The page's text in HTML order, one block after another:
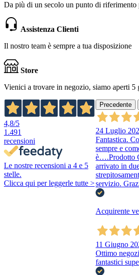
Da più di un secolo un punto di riferimento
Assistenza Clienti
Il nostro team è sempre a tua disposizione
Store
Vienici a trovare in negozio, siamo aperti 5
4,8/5
1.491
recensioni
Le nostre recensioni a 4 e 5
stelle.
Clicca qui per leggerle tutte >
Precedente
24 Luglio
Fantastica.
sempre e
è….Prodotto
arrivato in
servizio.
Acquirente
11 Giugno
Ottimo
fantastici